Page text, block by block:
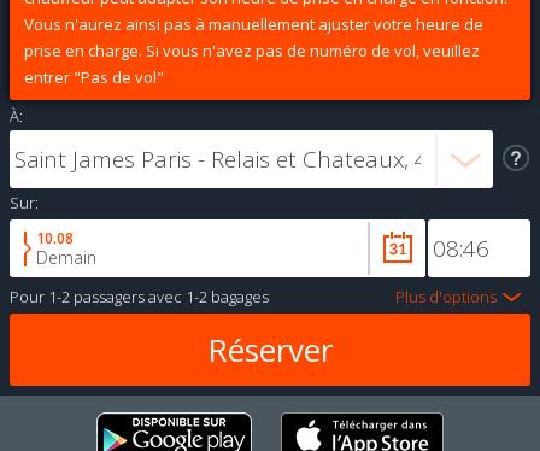
Vous n'aurez ainsi pas à manuellement ajuster votre heure de
prise en charge. Si vous n'avez pas de numéro de vol, veuillez
entrer "Pas de vol"
À:
Sur:
10.08
Demain
Pour 1-2 passagersavec 1-2 bagages Plus d'options